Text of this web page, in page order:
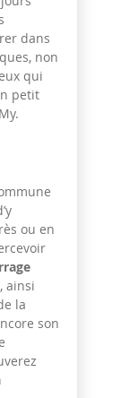
dans
non
qui
petit
ou en
, ainsi
la
son